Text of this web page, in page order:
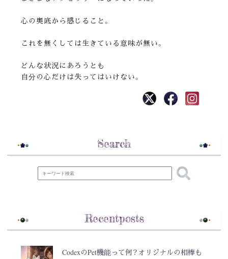
心の奥底から感じること。
これを無くしては生きている意味が無い。
どんな状況にあろうとも
自分の心だけは失ってはいけない。
Search
Recentposts
CodexのPet機能って何？オリジナルの相棒も